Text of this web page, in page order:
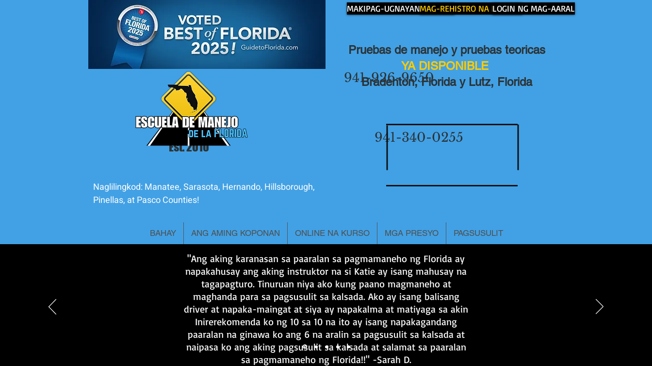
MAKIPAG-UGNAYAN SA AMINMAG-REHISTRO NA NGAYONLOGIN NG MAG-AARAL
941-926-9650
Pruebas de manejo y pruebas teoricas
YA DISPONIBLE
Bradenton, Florida y Lutz, Florida
Est. 2010
941-340-0255
Naglilingkod: Manatee, Sarasota, Hernando, Hillsborough,
Pinellas, at Pasco Counties!
BAHAY ANG AMING KOPONAN ONLINE NA KURSO MGA PRESYO PAGSUSULIT
"Ang aking karanasan sa paaralan sa pagmamaneho ng Florida ay
napakahusay ang aking instruktor na si Katie ay isang mahusay na
tagapagturo. Tinuruan niya ako kung paano magmaneho at
maghanda para sa pagsusulit sa kalsada. Ako ay isang balisang
driver at napaka-maingat at siya ay napakalma at matiyaga sa akin
Inirerekomenda ko ng 10 sa 10 na ito ay isang napakagandang
paaralan na ginawa ko ang 6 na aralin sa pagsusulit sa kalsada at
naipasa ko ang aking pagsusulit sa kalsada at salamat sa paaralan
sa pagmamaneho ng Florida!!" -Sarah D.